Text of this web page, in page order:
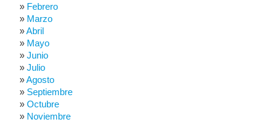
Febrero
Marzo
Abril
Mayo
Junio
Julio
Agosto
Septiembre
Octubre
Noviembre